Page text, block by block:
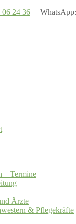
06 24 36 WhatsApp:
– Termine
Ärzte
& Pflegekräfte